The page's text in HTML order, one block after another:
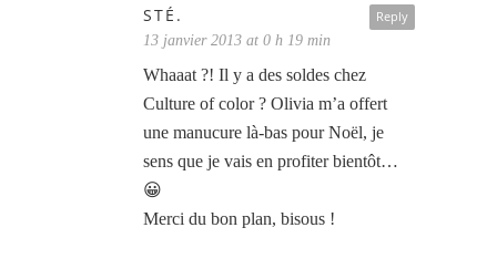
Reply
STÉ.
13 janvier 2013 at 0 h 19 min
Whaaat ?! Il y a des soldes chez
Culture of color ? Olivia m’a offert
une manucure là-bas pour Noël, je
sens que je vais en profiter bientôt…
😀
Merci du bon plan, bisous !